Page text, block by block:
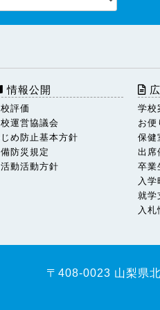
情報公開
評価
運営協議会
め防止基本方針
防災規定
動活動方針
学校
お便
保健
出席
卒業
入
就学
入札
〒408-0023 山梨県